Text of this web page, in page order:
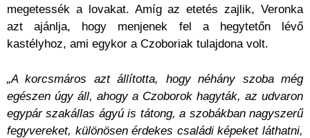
megetessék a lovakat. Amíg az etetés zajlik, Veronka
azt ajánlja, hogy menjenek fel a hegytetőn lévő
kastélyhoz, ami egykor a Czoboriak tulajdona volt.
„A korcsmáros azt állította, hogy néhány szoba még
egészen úgy áll, ahogy a Czoborok hagyták, az udvaron
egypár szakállas ágyú is tátong, a szobákban nagyszerű
fegyvereket, különösen érdekes családi képeket láthatni,